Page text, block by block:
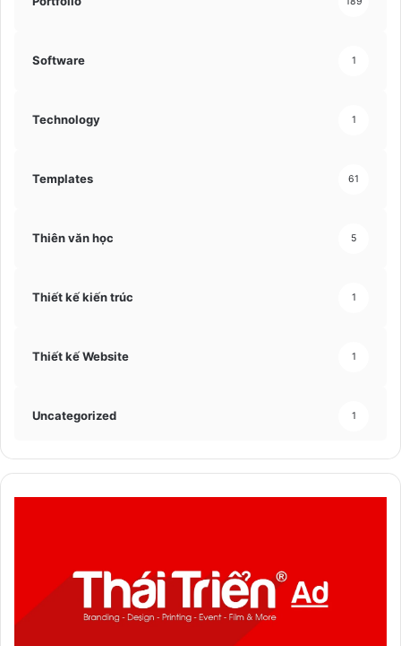
Software 1
Technology 1
Templates 61
Thiên văn học 5
Thiết kế kiến trúc 1
Thiết kế Website 1
Uncategorized 1